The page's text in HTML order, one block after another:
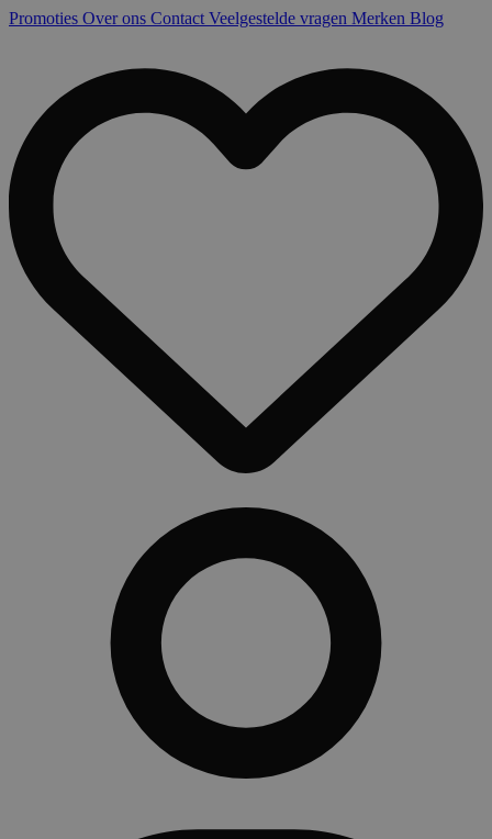
Promoties Over ons Contact Veelgestelde vragen Merken Blog